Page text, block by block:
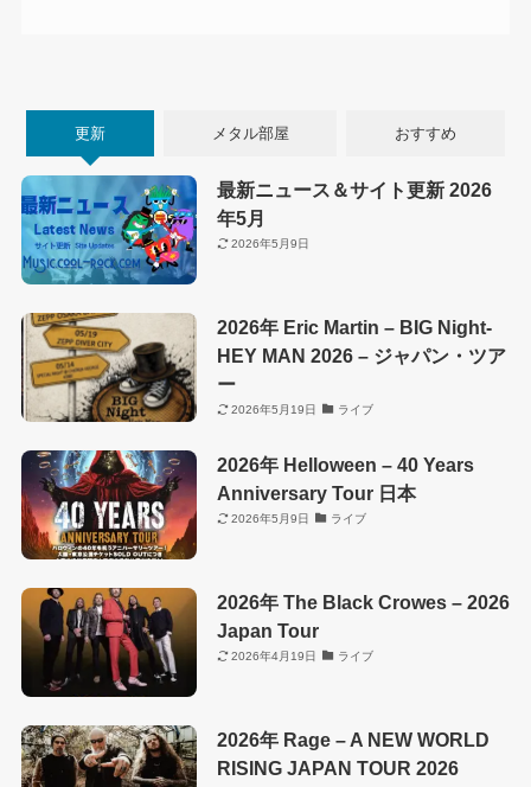
更新 メタル部屋 おすすめ
最新ニュース＆サイト更新 2026
年5月
2026年5月9日
2026年 Eric Martin – BIG Night-
HEY MAN 2026 – ジャパン・ツア
ー
2026年5月19日 ライブ
2026年 Helloween – 40 Years
Anniversary Tour 日本
2026年5月9日 ライブ
2026年 The Black Crowes – 2026
Japan Tour
2026年4月19日 ライブ
2026年 Rage – A NEW WORLD
RISING JAPAN TOUR 2026